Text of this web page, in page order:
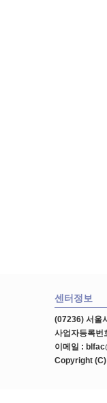
센터정보
(07236) 서울
사업자등록
이메일 :
Copyright